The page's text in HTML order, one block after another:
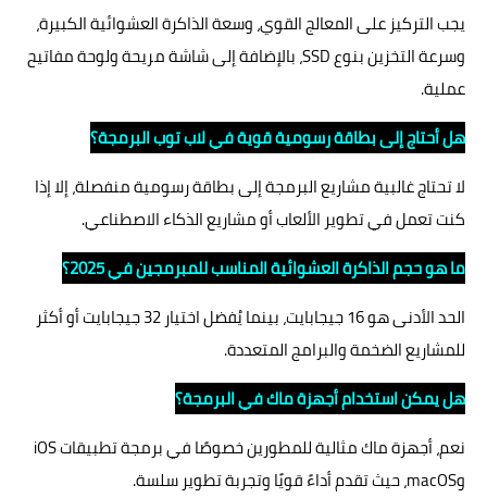
يجب التركيز على المعالج القوي، وسعة الذاكرة العشوائية الكبيرة،
وسرعة التخزين بنوع SSD، بالإضافة إلى شاشة مريحة ولوحة مفاتيح
عملية.
هل أحتاج إلى بطاقة رسومية قوية في لاب توب البرمجة؟
لا تحتاج غالبية مشاريع البرمجة إلى بطاقة رسومية منفصلة، إلا إذا
كنت تعمل في تطوير الألعاب أو مشاريع الذكاء الاصطناعي.
ما هو حجم الذاكرة العشوائية المناسب للمبرمجين في 2025؟
الحد الأدنى هو 16 جيجابايت، بينما يُفضل اختيار 32 جيجابايت أو أكثر
للمشاريع الضخمة والبرامج المتعددة.
هل يمكن استخدام أجهزة ماك في البرمجة؟
نعم، أجهزة ماك مثالية للمطورين خصوصًا في برمجة تطبيقات iOS
وmacOS، حيث تقدم أداءً قويًا وتجربة تطوير سلسة.